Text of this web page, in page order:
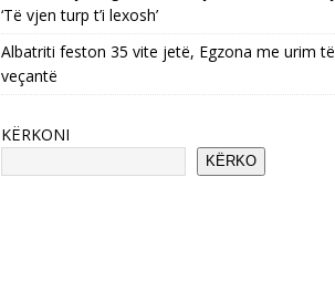
‘Të vjen turp t’i lexosh’
Albatriti feston 35 vite jetë, Egzona me urim të
veçantë
KËRKONI
KËRKO